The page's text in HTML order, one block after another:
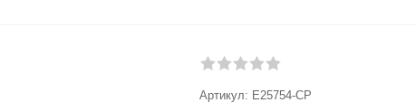
Артикул: E25754-CP